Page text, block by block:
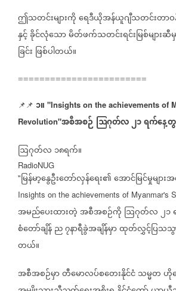
ဤသတင်းများကိုရေဒီယိုအန်ယူဂျီသတင်းတာဝန်
နှင့်ခိုင်လုံသောမိတ်ဖက်သတင်းရင်းမြစ်များဆီမှ
ခြင်း ဖြစ်ပါတယ်။
========================
📌📌 ၁။ "Insights on the achievements of
Revolution"အစီအစဉ်ဩဂုတ်လ၂၁ရက်နေ့
ဩဂုတ်လ ၁၈ရက်။
RadioNUG
"မြန်မာ့နွေဦးတော်လှန်ရေး၏အောင်မြင်မှုများ
Insights on the achievements of Myanmar's
အမည်ပေးထားတဲ့အစီအစဉ်ကို ဩဂုတ်လ၂၁
စံတော်ချိန်ည၇နာရီခွဲအချိန်မှာထုတ်လွှင့်ပြသ
တယ်။
အစီအစဉ်မှာတီမောလပ်စတေးနိုင်ငံသမ္မတဟို